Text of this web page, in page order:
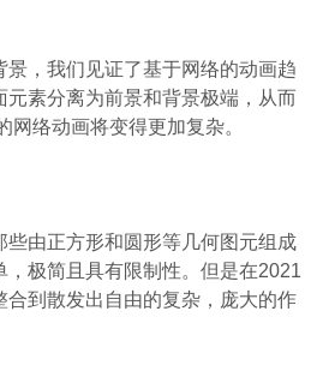
，我们见证了基于网络的动画趋
素分离为前景和背景极端，从而
网络动画将变得更加复杂。
由正方形和圆形等几何图元组成
，极简且具有限制性。但是在2021
合到散发出自由的复杂，庞大的作